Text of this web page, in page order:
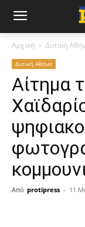
Αρχική Δυτική
Δυτική Αθήνα
Αίτημα
Από protipress - 11